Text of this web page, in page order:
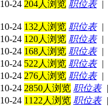
10-24 204人浏览 职位表|
10-24 132人浏览 职位表|
10-24 120人浏览 职位表|
10-24 168人浏览 职位表|
10-24 522人浏览 职位表|
10-24 276人浏览 职位表|
10-24 2850人浏览 职位表|
10-24 1122人浏览 职位表|